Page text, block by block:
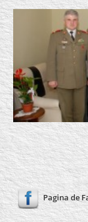
Pagina de